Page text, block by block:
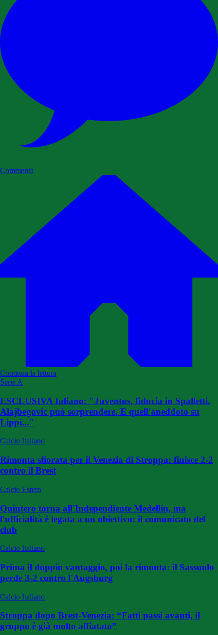
Commenta
Continua la lettura
Serie A
ESCLUSIVA Iuliano: "Juventus, fiducia in Spalletti.
Alajbegovic può sorprendere. E quell'aneddoto su
Lippi..."
Calcio Italiano
Rimonta sfiorata per il Venezia di Stroppa: finisce 2-2
contro il Brest
Calcio Estero
Quintero torna all'Independiente Medellin, ma
l'ufficialità è legata a un obiettivo: il comunicato del
club
Calcio Italiano
Prima il doppio vantaggio, poi la rimonta: il Sassuolo
perde 3-2 contro l'Augsburg
Calcio Italiano
Stroppa dopo Brest-Venezia: “Fatti passi avanti, il
gruppo è già molto affiatato”